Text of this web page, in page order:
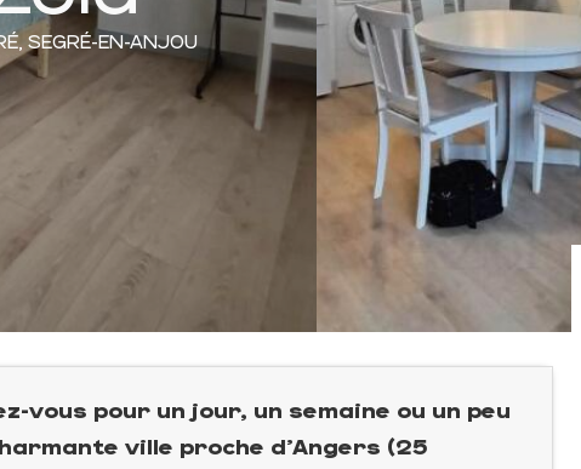
SEGRÉ-EN-ANJOU
vous pour un jour, un semaine ou un peu
ville proche d'Angers (25